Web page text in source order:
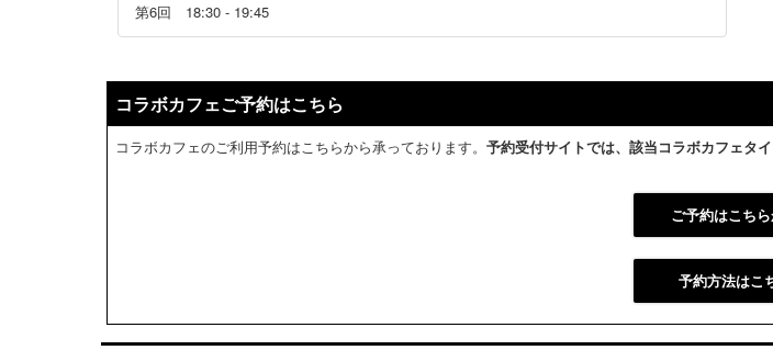
第6回 18:30 - 19:45
コラボカフェご予約はこちら
コラボカフェのご利用予約はこちらから承っております。 予約受付サイトでは、該当コラボカフェタ
ご予約はこち
予約方法はこ